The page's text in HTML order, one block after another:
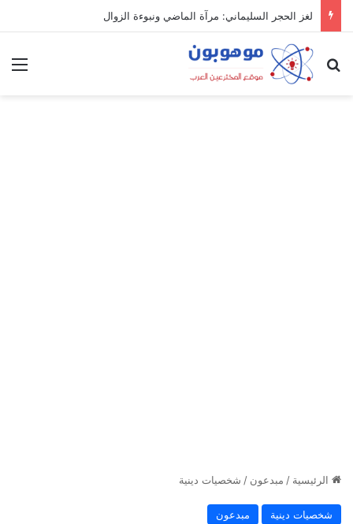
لغز الحجر السليماني: مرآة الماضي ونبوءة الزوال
بحث عن
الرئيسية / مبدعون / شخصيات دينية
شخصيات دينية مبدعون